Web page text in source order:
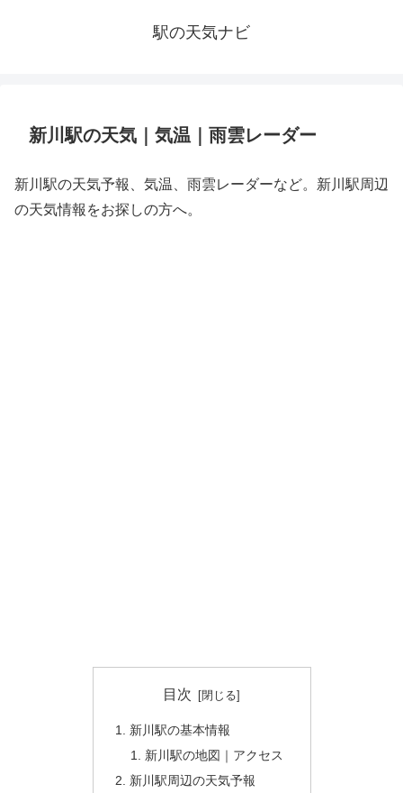
駅の天気ナビ
新川駅の天気｜気温｜雨雲レーダー
新川駅の天気予報、気温、雨雲レーダーなど。新川駅周辺
の天気情報をお探しの方へ。
目次
新川駅の基本情報
新川駅の地図｜アクセス
新川駅周辺の天気予報